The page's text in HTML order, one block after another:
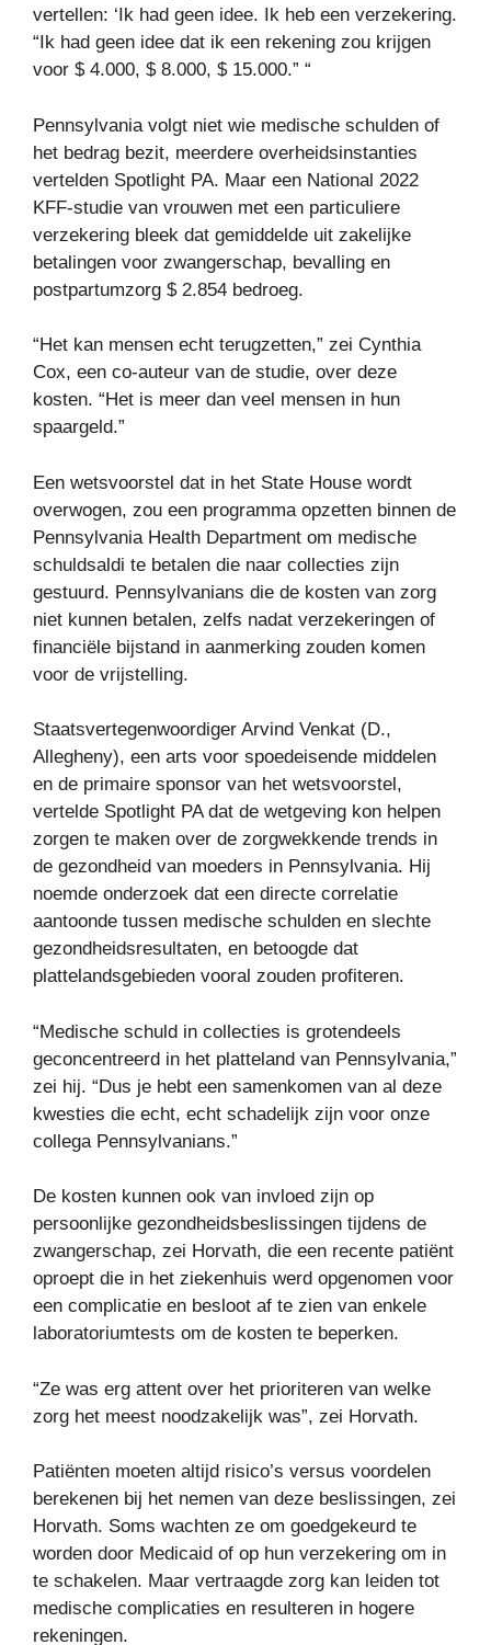
vertellen: ‘Ik had geen idee. Ik heb een verzekering.
“Ik had geen idee dat ik een rekening zou krijgen
voor $ 4.000, $ 8.000, $ 15.000.” “
Pennsylvania volgt niet wie medische schulden of
het bedrag bezit, meerdere overheidsinstanties
vertelden Spotlight PA. Maar een National 2022
KFF-studie van vrouwen met een particuliere
verzekering bleek dat gemiddelde uit zakelijke
betalingen voor zwangerschap, bevalling en
postpartumzorg $ 2.854 bedroeg.
“Het kan mensen echt terugzetten,” zei Cynthia
Cox, een co-auteur van de studie, over deze
kosten. “Het is meer dan veel mensen in hun
spaargeld.”
Een wetsvoorstel dat in het State House wordt
overwogen, zou een programma opzetten binnen de
Pennsylvania Health Department om medische
schuldsaldi te betalen die naar collecties zijn
gestuurd. Pennsylvanians die de kosten van zorg
niet kunnen betalen, zelfs nadat verzekeringen of
financiële bijstand in aanmerking zouden komen
voor de vrijstelling.
Staatsvertegenwoordiger Arvind Venkat (D.,
Allegheny), een arts voor spoedeisende middelen
en de primaire sponsor van het wetsvoorstel,
vertelde Spotlight PA dat de wetgeving kon helpen
zorgen te maken over de zorgwekkende trends in
de gezondheid van moeders in Pennsylvania. Hij
noemde onderzoek dat een directe correlatie
aantoonde tussen medische schulden en slechte
gezondheidsresultaten, en betoogde dat
plattelandsgebieden vooral zouden profiteren.
“Medische schuld in collecties is grotendeels
geconcentreerd in het platteland van Pennsylvania,”
zei hij. “Dus je hebt een samenkomen van al deze
kwesties die echt, echt schadelijk zijn voor onze
collega Pennsylvanians.”
De kosten kunnen ook van invloed zijn op
persoonlijke gezondheidsbeslissingen tijdens de
zwangerschap, zei Horvath, die een recente patiënt
oproept die in het ziekenhuis werd opgenomen voor
een complicatie en besloot af te zien van enkele
laboratoriumtests om de kosten te beperken.
“Ze was erg attent over het prioriteren van welke
zorg het meest noodzakelijk was”, zei Horvath.
Patiënten moeten altijd risico’s versus voordelen
berekenen bij het nemen van deze beslissingen, zei
Horvath. Soms wachten ze om goedgekeurd te
worden door Medicaid of op hun verzekering om in
te schakelen. Maar vertraagde zorg kan leiden tot
medische complicaties en resulteren in hogere
rekeningen.